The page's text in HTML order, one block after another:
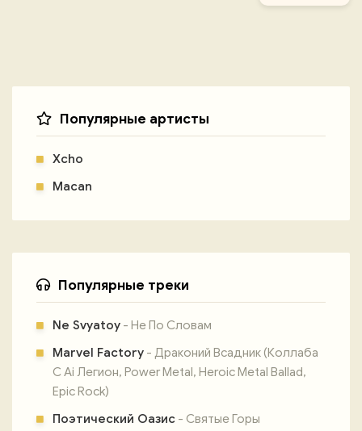
Популярные артисты
Xcho
Macan
Популярные треки
Ne Svyatoy - Не По Словам
Marvel Factory - Драконий Всадник (Коллаба
С Ai Легион, Power Metal, Heroic Metal Ballad,
Epic Rock)
Поэтический Оазис - Святые Горы